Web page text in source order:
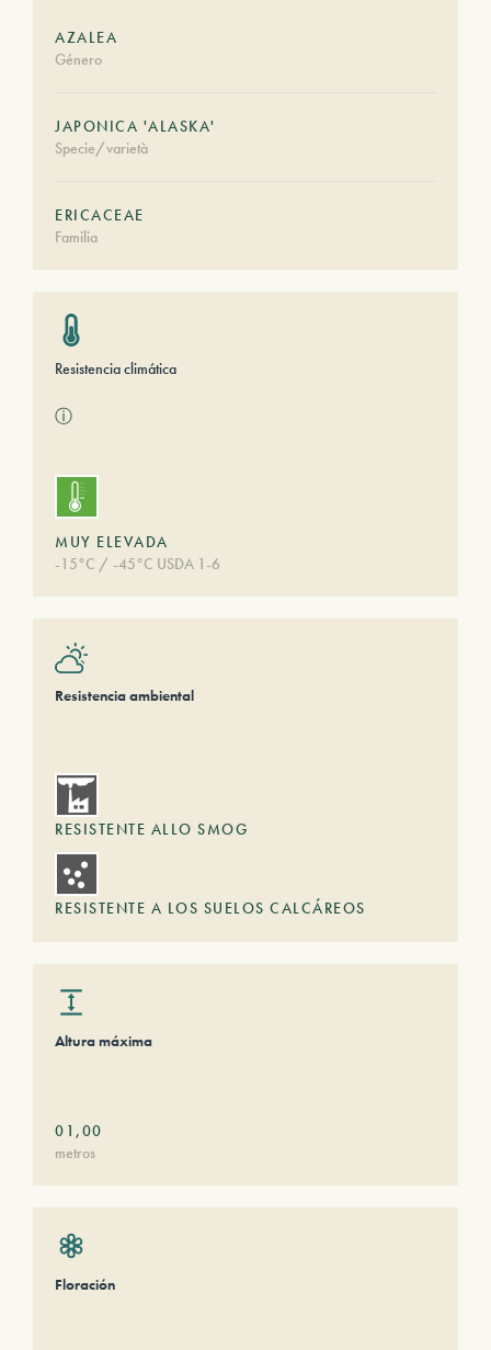
AZALEA
Género
JAPONICA 'ALASKA'
Specie/varietà
ERICACEAE
Familia
Resistencia climática
ⓘ
MUY ELEVADA
-15°C / -45°C USDA 1-6
Resistencia ambiental
RESISTENTE ALLO SMOG
RESISTENTE A LOS SUELOS CALCÁREOS
Altura máxima
01,00
metros
Floración